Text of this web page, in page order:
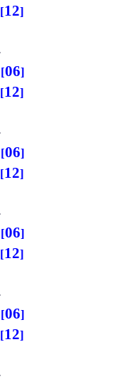
12
06
12
06
12
06
12
06
12